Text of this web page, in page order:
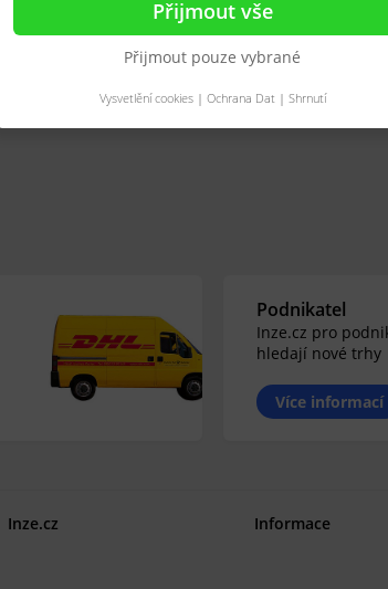
Přijmout vše
Přijmout pouze vybrané
Vysvetlění cookies| Ochrana Dat| Shrnutí
Podnikatel
Inze.cz pro
hledají nové trhy
Více informací
Inze.cz Informace